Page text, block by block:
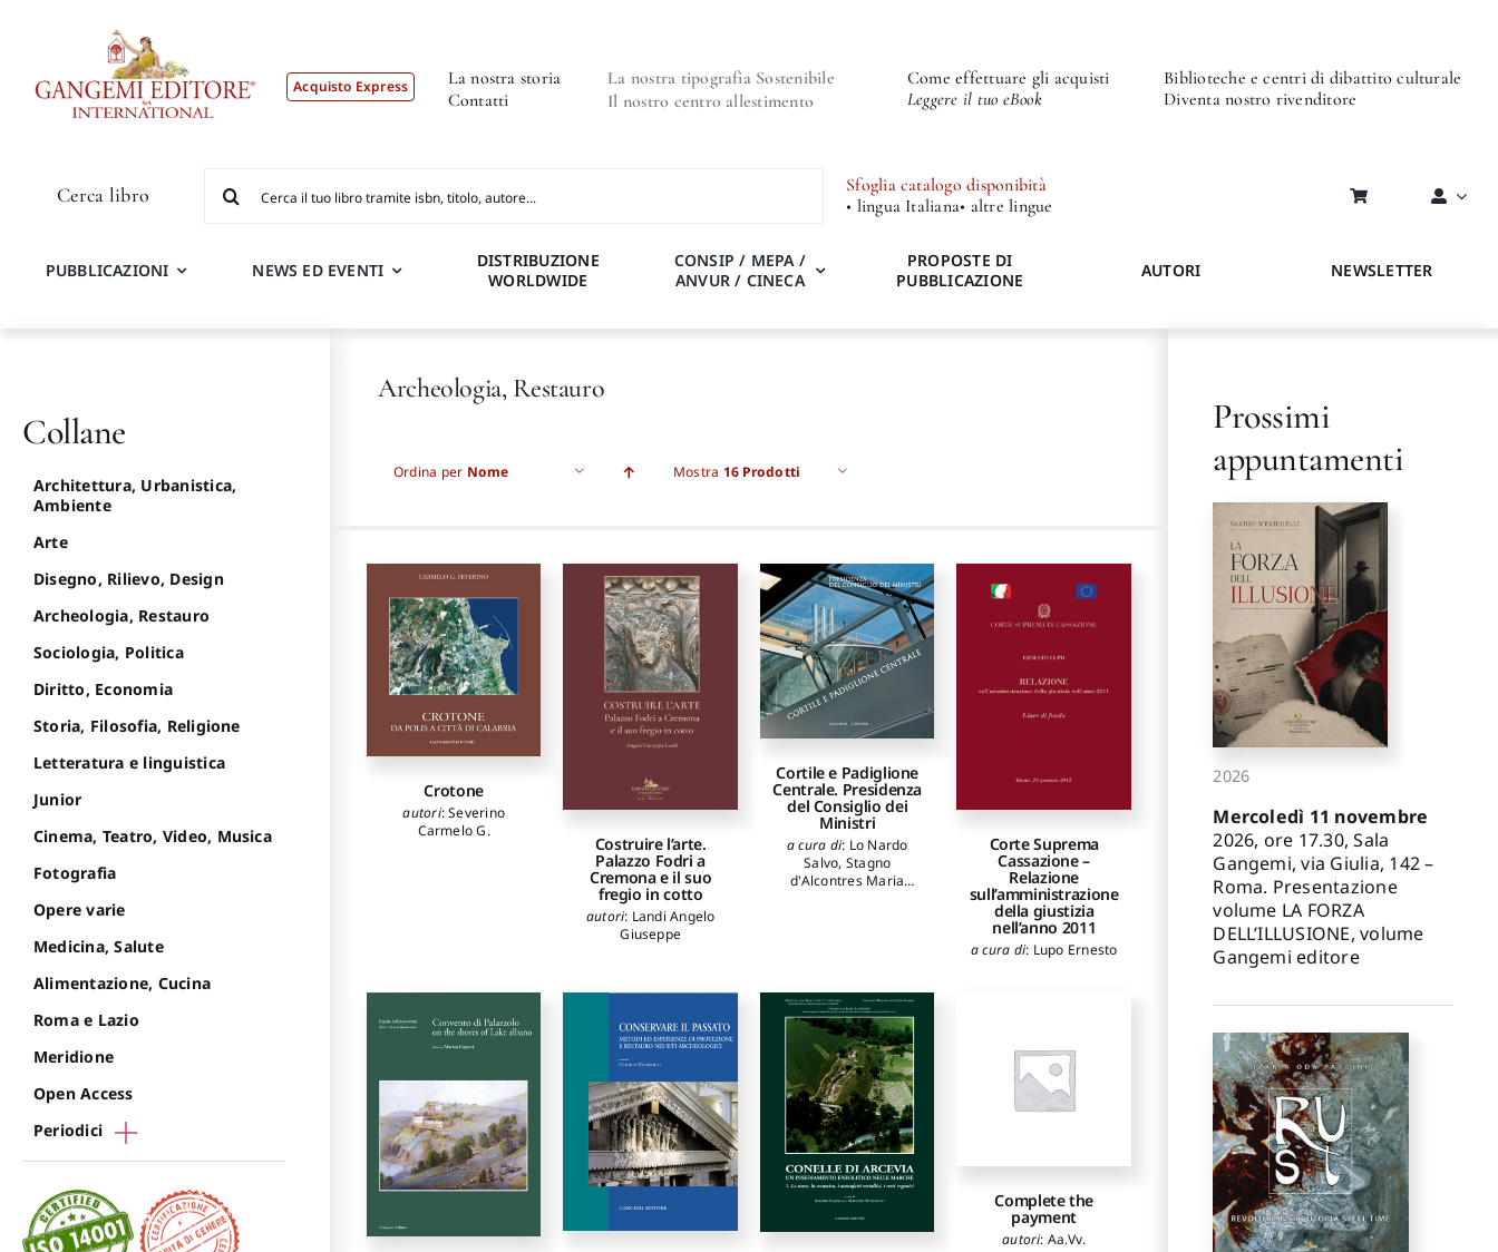
Acquisto Express
La nostra storia
Contatti
La nostra tipografia Sostenibile
Il nostro centro allestimento
Come effettuare gli acquisti
Leggere il tuo eBook
Biblioteche e centri di dibattito culturale
Diventa nostro rivenditore
Cerca libro
per:
Sfoglia catalogo disponibità
• lingua Italiana• altre lingue
PUBBLICAZIONI NEWS ED EVENTI
DISTRIBUZIONE
WORLDWIDE
CONSIP / MEPA /
ANVUR / CINECA
PROPOSTE DI
PUBBLICAZIONE
AUTORI NEWSLETTER
Archeologia, Restauro
Ordina per Nome Mostra 16 Prodotti
Crotone
autori:Severino
Carmelo G.
Costruire l’arte.
Palazzo Fodri a
Cremona e il suo
fregio in cotto
autori: Landi Angelo
Giuseppe
Cortile e Padiglione
Centrale. Presidenza
del Consiglio dei
Ministri
a cura di: Lo Nardo
Salvo, Stagno
d'Alcontres Maria
Corte Suprema
Cassazione –
Relazione
sull’amministrazione
della giustizia
nell’anno 2011
a cura di: Lupo Ernesto
Complete the
payment
autori: Aa.Vv.
Collane
Architettura, Urbanistica,
Ambiente
Arte
Disegno, Rilievo, Design
Archeologia, Restauro
Sociologia, Politica
Diritto, Economia
Storia, Filosofia, Religione
Letteratura e linguistica
Junior
Cinema, Teatro, Video, Musica
Fotografia
Opere varie
Medicina, Salute
Alimentazione, Cucina
Roma e Lazio
Meridione
Open Access
Periodici
Prossimi
appuntamenti
2026
Mercoledì 11 novembre
2026, ore 17.30, Sala
Gangemi, via Giulia, 142 –
Roma. Presentazione
volume LA FORZA
DELL’ILLUSIONE, volume
Gangemi editore